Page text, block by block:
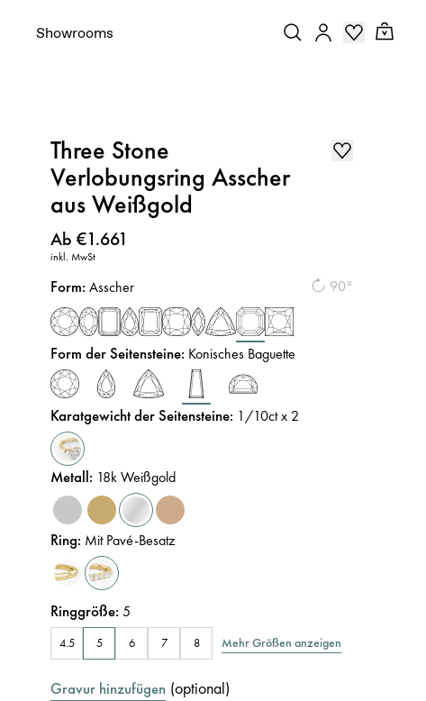
Showrooms
Three Stone
Verlobungsring Asscher
aus Weißgold
Preis:
Ab €1.661
inkl. MwSt
90°
Form:Asscher
Form der Seitensteine: Konisches Baguette
Karatgewicht der Seitensteine: 1/10ct x 2
Metall: 18k Weißgold
Ring: Mit Pavé-Besatz
Ringgröße:5
4.5 5 6 7 8 Mehr Größen anzeigen
Gravur hinzufügen (optional)